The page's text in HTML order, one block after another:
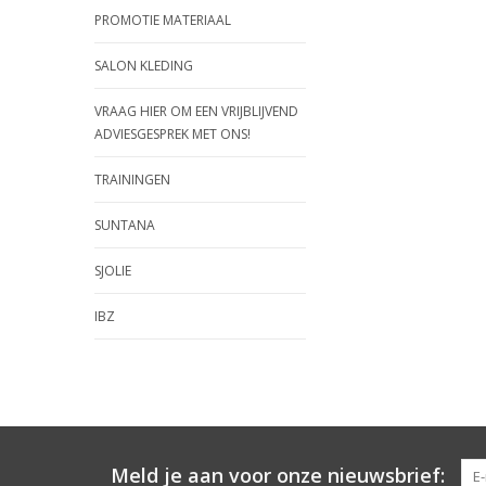
PROMOTIE MATERIAAL
SALON KLEDING
VRAAG HIER OM EEN VRIJBLIJVEND
ADVIESGESPREK MET ONS!
TRAININGEN
SUNTANA
SJOLIE
IBZ
Meld je aan voor onze nieuwsbrief: